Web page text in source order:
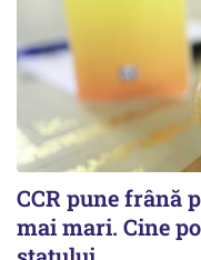
CCR pune frână
mai mari. Cine